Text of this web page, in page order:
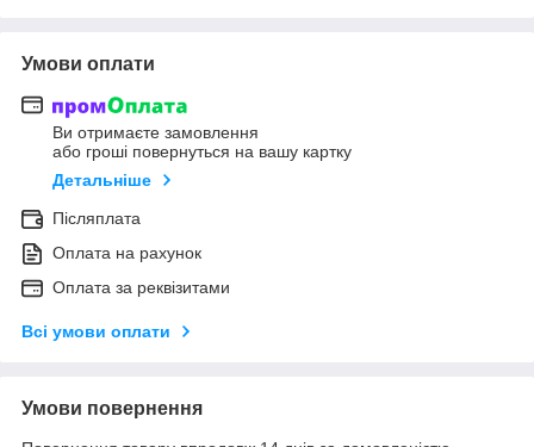
Умови оплати
Ви отримаєте замовлення
або гроші повернуться на вашу картку
Детальніше
Післяплата
Оплата на рахунок
Оплата за реквізитами
Всі умови оплати
Умови повернення